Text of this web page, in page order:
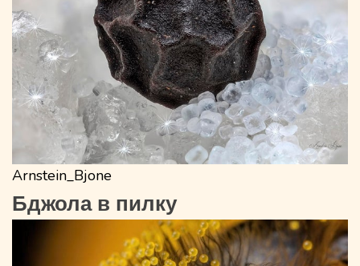
Arnstein_Bjone
Бджола в пилку